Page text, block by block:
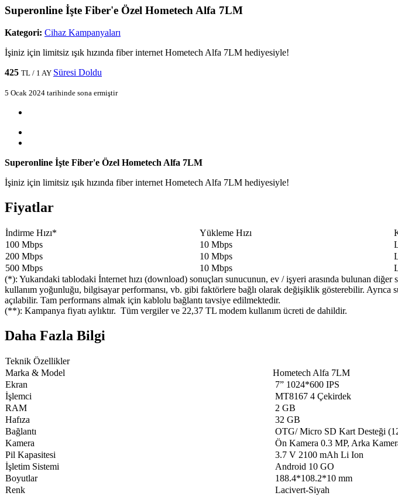
Superonline İşte Fiber'e Özel Hometech Alfa 7LM
Kategori: Cihaz Kampanyaları
İşiniz için limitsiz ışık hızında fiber internet Hometech Alfa 7LM hediyesiyle!
425 TL / 1 AY Süresi Doldu
5 Ocak 2024 tarihinde sona ermiştir
Superonline İşte Fiber'e Özel Hometech Alfa 7LM
İşiniz için limitsiz ışık hızında fiber internet Hometech Alfa 7LM hediyesiyle!
Fiyatlar
​İndirme Hızı*​ ​Yükleme Hızı
100 Mbps​
10 Mbps​
200 Mbps​
10 Mbps​
500 Mbps​
​10 Mbps
(*): Yukarıdaki tablodaki İnternet hızı (download) sonuçları sunucunun, ev / işyeri arasında bulunan
kullanım yoğunluğu, bilgisayar performansı, vb. gibi faktörlere bağlı olarak değişiklik gösterebilir. Ayrıca
açılabilir. Tam performans almak için kablolu bağlantı tavsiye edilmektedir.
(**): Kampanya fiyatı aylıktır. Tüm vergiler ve 22,37 TL modem kullanım ücreti de dahildir.
Daha Fazla Bilgi
​Teknik Özellikler​
Marka & Model​​
​​Hometech Alfa 7LM
Ekran​​
​​ 7” 1024*600 IPS
İşlemci​​
MT8167 4 Çekirdek​​
RAM​​
2 GB​​
Hafıza​​
32 GB​​
Bağlantı​​
OTG/ Micro SD Kart Desteği
Kamera​​
Ön Kamera 0.3 MP, Arka
Pil Kapasitesi​​
3.7 V 2100 mAh Li Ion​​
İşletim Sistemi​​
Android 10 GO​​
​Boyutlar​
188.4*108.2*10 mm​​
​Renk​
​ Lacivert-Siyah​